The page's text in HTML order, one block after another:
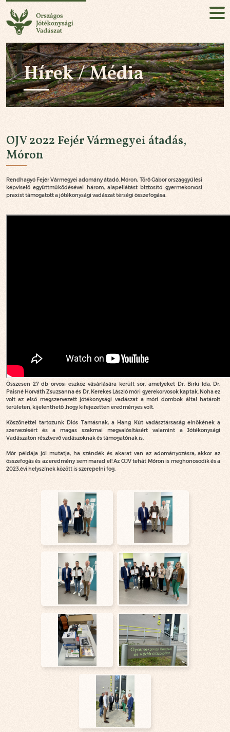
HU EN
Jelentkezés!
RÓLUNK
AZ ESEMÉNY
PARTNEREK
Hírek / Média
OJV 2022 Fejér Vármegyei átadás,
Móron
Rendhagyó Fejér Vármegyei adomány átadó. Móron, Törő Gábor országgyűlési
képviselő együttműködésével három, alapellátást biztosító gyermekorvosi
praxist támogatott a jótékonysági vadászat térségi összefogása.
Összesen 27 db orvosi eszköz vásárlására került sor, amelyeket Dr. Birki Ida, Dr.
Paisné Horváth Zsuzsanna és Dr. Kerekes László móri gyerekorvosok kaptak. Noha ez
volt az első megszervezett jótékonysági vadászat a móri dombok által határolt
területen, kijelenthető ,hogy kifejezetten eredményes volt.
Köszönettel tartozunk Diós Tamásnak, a Hang Kút vadásztársaság elnökének a
szervezésért és a magas szakmai megvalósításért valamint a Jótékonysági
Vadászaton résztvevő vadászoknak és támogatónak is.
Mór példája jól mutatja, ha szándék és akarat van az adományozásra, akkor az
összefogás és az eredmény sem marad el! Az OJV tehát Móron is meghonosodik és a
2023.évi helyszínek között is szerepelni fog.